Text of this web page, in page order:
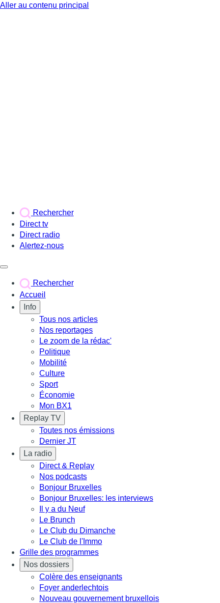
Aller au contenu principal
Rechercher
Direct tv
Direct radio
Alertez-nous
Rechercher
Accueil
Info
Tous nos articles
Nos reportages
Le zoom de la rédac'
Politique
Mobilité
Culture
Sport
Économie
Mon BX1
Replay TV
Toutes nos émissions
Dernier JT
La radio
Direct & Replay
Nos podcasts
Bonjour Bruxelles
Bonjour Bruxelles: les interviews
Il y a du Neuf
Le Brunch
Le Club du Dimanche
Le Club de l'Immo
Grille des programmes
Nos dossiers
Colère des enseignants
Foyer anderlechtois
Nouveau gouvernement bruxellois